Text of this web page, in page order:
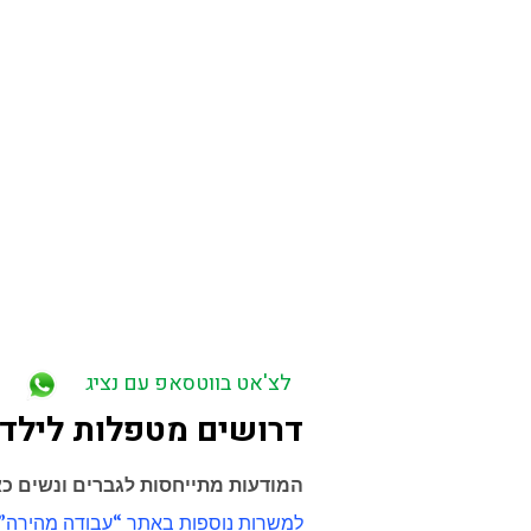
לצ'אט בווטסאפ עם נציג
דרושים מטפלות
המודעות מתייחסות לגברים ונשים
למשרות נוספות באתר “עבודה